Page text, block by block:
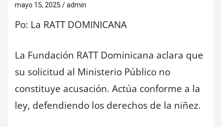
mayo 15, 2025 admin
Po: La RATT DOMINICANA
La Fundación RATT Dominicana aclara que
su solicitud al Ministerio Público no
constituye acusación. Actúa conforme a la
ley, defendiendo los derechos de la niñez.